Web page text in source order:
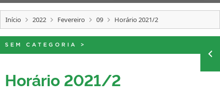
Canais
COBALTO
CONCURSOS
EDITAIS
INTERNACIONAL
PORTARIAS
Início 2022 Fevereiro 09 Horário 2021/2
SEM CATEGORIA >
Horário 2021/2